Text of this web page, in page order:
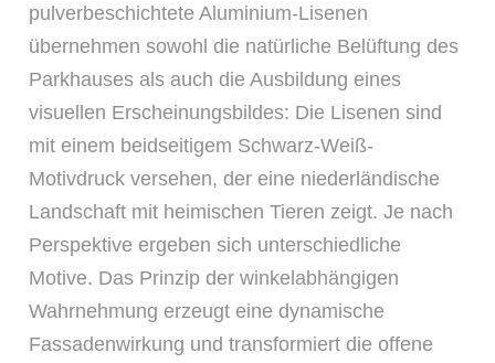
pulverbeschichtete Aluminium-Lisenen
übernehmen sowohl die natürliche Belüftung des
Parkhauses als auch die Ausbildung eines
visuellen Erscheinungsbildes: Die Lisenen sind
mit einem beidseitigem Schwarz-Weiß-
Motivdruck versehen, der eine niederländische
Landschaft mit heimischen Tieren zeigt. Je nach
Perspektive ergeben sich unterschiedliche
Motive. Das Prinzip der winkelabhängigen
Wahrnehmung erzeugt eine dynamische
Fassadenwirkung und transformiert die offene